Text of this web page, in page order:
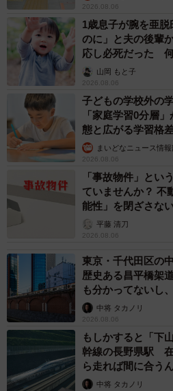
2026.08.06
1歳息子が腕を亜
のに」と夫の後輩
応し必死だった
出し…山岡 もと子
2026.08.06
子どもの学校外の
「家庭学習0分層
態と広がる学習格
まいどなニュース情報
2026.08.06
「事故物件」とい
ていませんか？ 不
能性」を閉ざさな
平藤 清刀
2026.08.06
東京・千代田区の
歴史ある昌平橋架
も分かってないし
して」中将 タカノリ
2026.08.06
もしかすると「下
幹線の長野県駅
ら走れば間に合う
係が反響
中将 タカノリ